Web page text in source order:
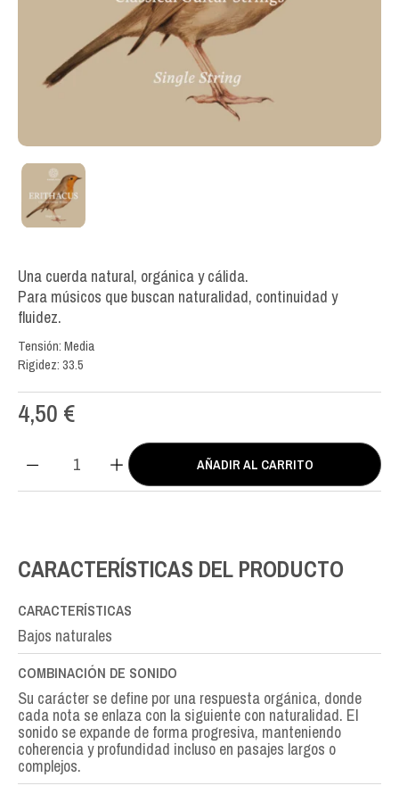
Una cuerda natural, orgánica y cálida.
Para músicos que buscan naturalidad, continuidad y
fluidez.
Tensión: Media
Rigidez: 33.5
4,50 €
Double
4th
AÑADIR AL CARRITO
CARACTERÍSTICAS DEL PRODUCTO
CARACTERÍSTICAS
Bajos naturales
COMBINACIÓN DE SONIDO
Su carácter se define por una respuesta orgánica, donde
cada nota se enlaza con la siguiente con naturalidad. El
sonido se expande de forma progresiva, manteniendo
coherencia y profundidad incluso en pasajes largos o
complejos.